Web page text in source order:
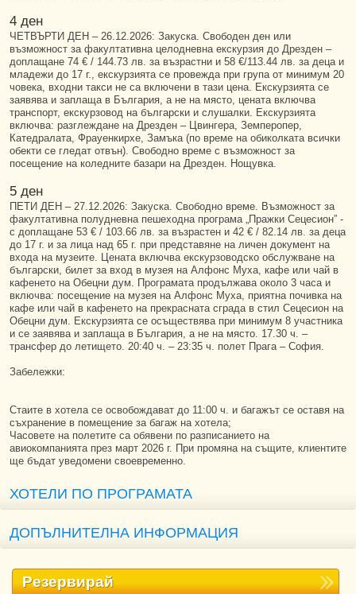
4 ден
ЧЕТВЪРТИ ДЕН – 26.12.2026: Закуска. Свободен ден или
възможност за факултативна целодневна екскурзия до Дрезден –
доплащане 74 € / 144.73 лв. за възрастни и 58 €/113.44 лв. за деца и
младежи до 17 г., екскурзията се провежда при група от минимум 20
човека, входни такси не са включени в тази цена. Екскурзията се
заявява и заплаща в България, а не на място, цената включва
транспорт, екскурзовод на български и слушалки. Екскурзията
включва: разглеждане на Дрезден – Цвингера, Земперопер,
Катедралата, Фрауенкирхе, Замъка (по време на обиколката всички
обекти се гледат отвън). Свободно време с възможност за
посещение на коледните базари на Дрезден. Нощувка.
5 ден
ПЕТИ ДЕН – 27.12.2026: Закуска. Свободно време. Възможност за
факултативна полудневна пешеходна програма „Пражки Сецесион” -
с доплащане 53 € / 103.66 лв. за възрастен и 42 € / 82.14 лв. за деца
до 17 г. и за лица над 65 г. при представяне на личен документ на
входа на музеите. Цената включва екскурзоводско обслужване на
български, билет за вход в музея на Алфонс Муха, кафе или чай в
кафенето на Обeцни дум. Програмата продължава около 3 часа и
включва: посещение на музея на Алфонс Муха, приятна почивка на
кафе или чай в кафенето на прекрасната сграда в стил Сецесион на
Обецни дум. Екскурзията се осъществява при минимум 8 участника
и се заявява и заплаща в България, а не на място. 17.30 ч. –
трансфер до летището. 20:40 ч. – 23:35 ч. полет Прага – София.
Забележки:
Стаите в хотела се освобождават до 11:00 ч. и багажът се оставя на
съхранение в помещение за багаж на хотела;
Часовете на полетите са обявени по разписанието на
авиокомпанията през март 2026 г. При промяна на същите, клиентите
ще бъдат уведомени своевременно.
ХОТЕЛИ ПО ПРОГРАМАТА
ДОПЪЛНИТЕЛНА ИНФОРМАЦИЯ
Резервирай